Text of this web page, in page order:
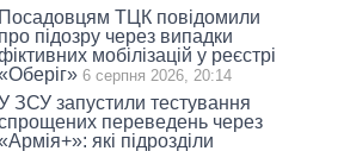
Посадовцям ТЦК повідомили
про підозру через випадки
мобілізацій у реєстрі
6 серпня 2026, 20:14
ЗСУ запустили тестування
переведень через
які підрозділи